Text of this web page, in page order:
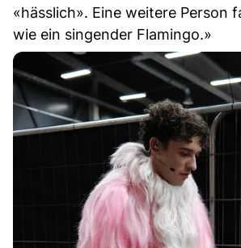
«hässlich». Eine weitere Person
wie ein singender Flamingo.»